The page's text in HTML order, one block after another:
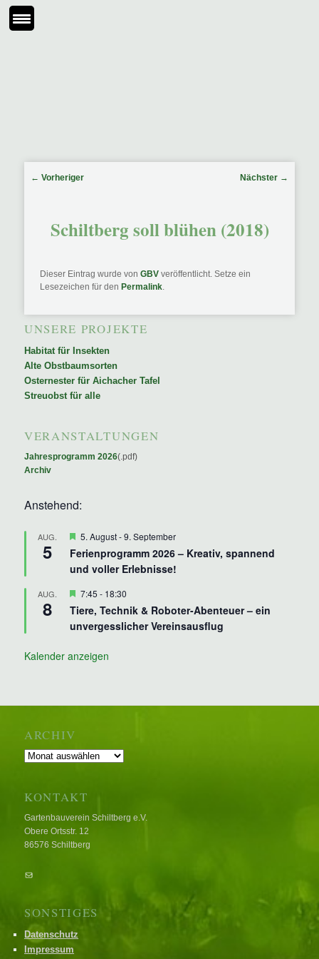
Beitragsnavigation
← Vorheriger Nächster →
Schiltberg soll blühen (2018)
Dieser Eintrag wurde von GBVveröffentlicht. Setze ein
Lesezeichen für den Permalink.
UNSERE PROJEKTE
Habitat für Insekten
Alte Obstbaumsorten
Osternester für Aichacher Tafel
Streuobst für alle
VERANSTALTUNGEN
Jahresprogramm 2026(.pdf)
Archiv
Anstehend:
AUG.
5
Hervorgehoben
5. August-9. September
Ferienprogramm 2026 – Kreativ, spannend
und voller Erlebnisse!
AUG.
8
Hervorgehoben
7:45 - 18:30
Tiere, Technik & Roboter-Abenteuer – ein
unvergesslicher Vereinsausflug
Kalender anzeigen
ARCHIV
Archiv
KONTAKT
Gartenbauverein Schiltberg e.V.
Obere Ortsstr. 12
86576 Schiltberg
E-Mail
SONSTIGES
Datenschutz
Impressum